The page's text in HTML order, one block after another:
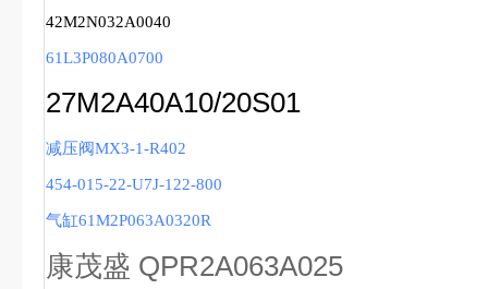
42M2N032A0040
61L3P080A0700
27M2A40A10/20S01
减压阀MX3-1-R402
454-015-22-U7J-122-800
气缸61M2P063A0320R
康茂盛 QPR2A063A025